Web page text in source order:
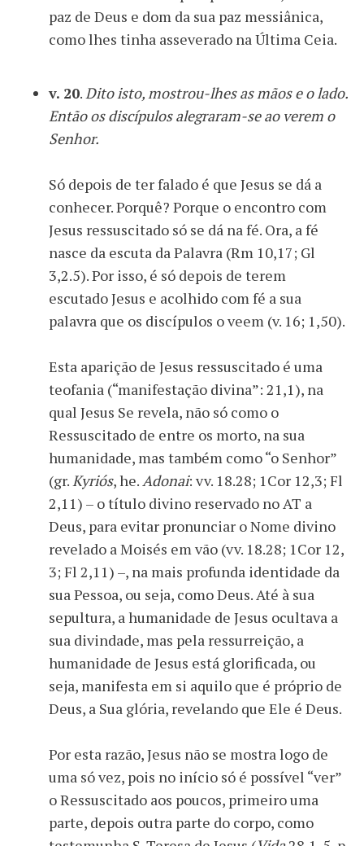
paz de Deus e dom da sua paz messiânica,
como lhes tinha asseverado na Última Ceia.
v. 20.Dito isto, mostrou-lhes as mãos e o lado.
Então os discípulos alegraram-se ao verem o
Senhor.
Só depois de ter falado é que Jesus se dá a
conhecer. Porquê? Porque o encontro com
Jesus ressuscitado só se dá na fé. Ora, a fé
nasce da escuta da Palavra (Rm 10,17; Gl
3,2.5). Por isso, é só depois de terem
escutado Jesus e acolhido com fé a sua
palavra que os discípulos o veem (v. 16; 1,50).
Esta aparição de Jesus ressuscitado é uma
teofania (“manifestação divina”: 21,1), na
qual Jesus Se revela, não só como o
Ressuscitado de entre os morto, na sua
humanidade, mas também como “o Senhor”
(gr.Kyriós, he.Adonai: vv. 18.28; 1Cor 12,3; Fl
2,11) – o título divino reservado no AT a
Deus, para evitar pronunciar o Nome divino
revelado a Moisés em vão (vv. 18.28; 1Cor 12,
3; Fl 2,11) –, na mais profunda identidade da
sua Pessoa, ou seja, como Deus. Até à sua
sepultura, a humanidade de Jesus ocultava a
sua divindade, mas pela ressurreição, a
humanidade de Jesus está glorificada, ou
seja, manifesta em si aquilo que é próprio de
Deus, a Sua glória, revelando que Ele é Deus.
Por esta razão, Jesus não se mostra logo de
uma só vez, pois no início só é possível “ver”
o Ressuscitado aos poucos, primeiro uma
parte, depois outra parte do corpo, como